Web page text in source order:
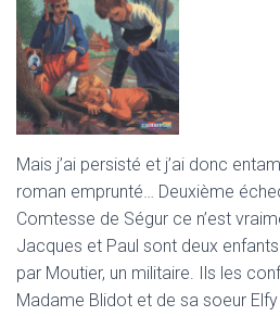
Mais j’ai persisté et j’ai donc
roman emprunté… Deuxième
Comtesse de Ségur ce n’est
Jacques et Paul sont deux
par Moutier, un militaire. Ils les
Madame Blidot et de sa soeur Elfy